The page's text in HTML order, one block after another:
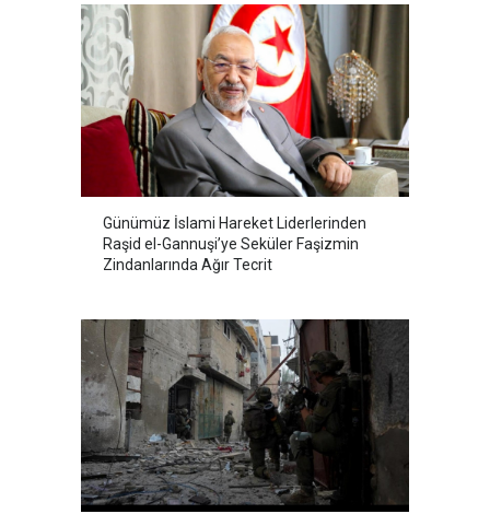
Günümüz İslami Hareket Liderlerinden
Raşid el-Gannuşi’ye Seküler Faşizmin
Zindanlarında Ağır Tecrit